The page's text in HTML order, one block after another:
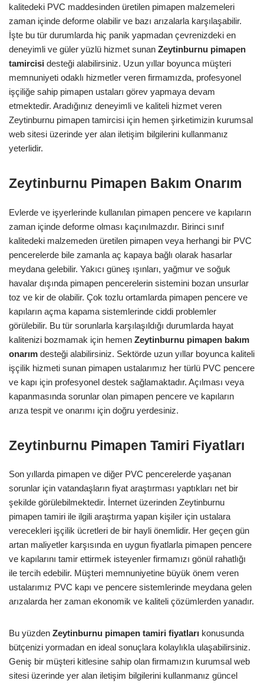
kalitedeki PVC maddesinden üretilen pimapen malzemeleri
zaman içinde deforme olabilir ve bazı arızalarla karşılaşabilir.
İşte bu tür durumlarda hiç panik yapmadan çevrenizdeki en
deneyimli ve güler yüzlü hizmet sunan Zeytinburnu pimapen
tamircisi desteği alabilirsiniz. Uzun yıllar boyunca müşteri
memnuniyeti odaklı hizmetler veren firmamızda, profesyonel
işçiliğe sahip pimapen ustaları görev yapmaya devam
etmektedir. Aradığınız deneyimli ve kaliteli hizmet veren
Zeytinburnu pimapen tamircisi için hemen şirketimizin kurumsal
web sitesi üzerinde yer alan iletişim bilgilerini kullanmanız
yeterlidir.
Zeytinburnu Pimapen Bakım Onarım
Evlerde ve işyerlerinde kullanılan pimapen pencere ve kapıların
zaman içinde deforme olması kaçınılmazdır. Birinci sınıf
kalitedeki malzemeden üretilen pimapen veya herhangi bir PVC
pencerelerde bile zamanla aç kapaya bağlı olarak hasarlar
meydana gelebilir. Yakıcı güneş ışınları, yağmur ve soğuk
havalar dışında pimapen pencerelerin sistemini bozan unsurlar
toz ve kir de olabilir. Çok tozlu ortamlarda pimapen pencere ve
kapıların açma kapama sistemlerinde ciddi problemler
görülebilir. Bu tür sorunlarla karşılaşıldığı durumlarda hayat
kalitenizi bozmamak için hemen Zeytinburnu pimapen bakım
onarım desteği alabilirsiniz. Sektörde uzun yıllar boyunca kaliteli
işçilik hizmeti sunan pimapen ustalarımız her türlü PVC pencere
ve kapı için profesyonel destek sağlamaktadır. Açılması veya
kapanmasında sorunlar olan pimapen pencere ve kapıların
arıza tespit ve onarımı için doğru yerdesiniz.
Zeytinburnu Pimapen Tamiri Fiyatları
Son yıllarda pimapen ve diğer PVC pencerelerde yaşanan
sorunlar için vatandaşların fiyat araştırması yaptıkları net bir
şekilde görülebilmektedir. İnternet üzerinden Zeytinburnu
pimapen tamiri ile ilgili araştırma yapan kişiler için ustalara
verecekleri işçilik ücretleri de bir hayli önemlidir. Her geçen gün
artan maliyetler karşısında en uygun fiyatlarla pimapen pencere
ve kapılarını tamir ettirmek isteyenler firmamızı gönül rahatlığı
ile tercih edebilir. Müşteri memnuniyetine büyük önem veren
ustalarımız PVC kapı ve pencere sistemlerinde meydana gelen
arızalarda her zaman ekonomik ve kaliteli çözümlerden yanadır.
Bu yüzden Zeytinburnu pimapen tamiri fiyatları konusunda
bütçenizi yormadan en ideal sonuçlara kolaylıkla ulaşabilirsiniz.
Geniş bir müşteri kitlesine sahip olan firmamızın kurumsal web
sitesi üzerinde yer alan iletişim bilgilerini kullanmanız güncel